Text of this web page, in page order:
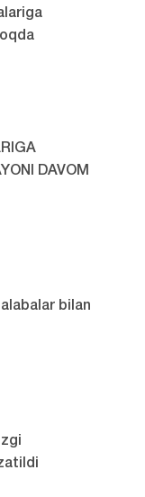
DAVOM
bilan